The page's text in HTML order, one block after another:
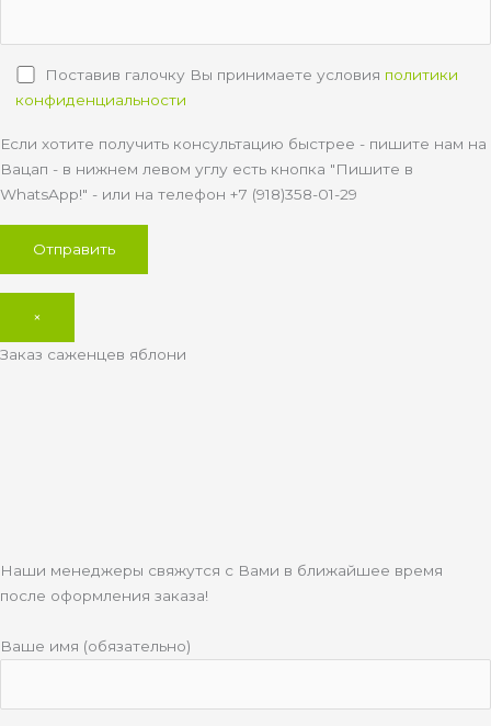
Поставив галочку Вы принимаете условия политики
конфиденциальности
Если хотите получить консультацию быстрее - пишите нам на
Вацап - в нижнем левом углу есть кнопка "Пишите в
WhatsApp!" - или на телефон +7 (918)358-01-29
×
Заказ саженцев яблони
Наши менеджеры свяжутся с Вами в ближайшее время
после оформления заказа!
Ваше имя (обязательно)